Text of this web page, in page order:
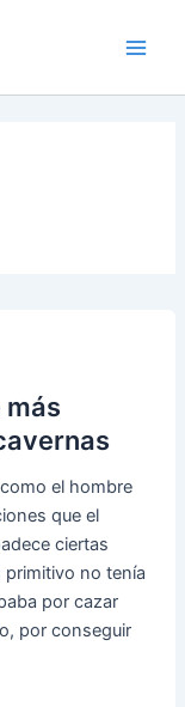
más
el hombre
que el
ciertas
no tenía
por cazar
por conseguir